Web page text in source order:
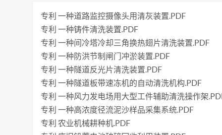
专利 一种道路监控摄像头用清灰装置.PDF
专利 一种铸件清洗装置.PDF
专利 一种间冷塔冷却三角换热翅片清洗装置.PDF
专利 一种防洪节制闸门冲淤装置.PDF
专利 一种隧道反光片清洗装置.PDF
专利 一种隧道板带速冻机的自动清洗机构.PDF
专利 一种风力发电场用大型工件辅助清洗操作架
专利 一种高浓度径流泥沙样品采集系统.PDF
专利 农业机械耕种机.PDF